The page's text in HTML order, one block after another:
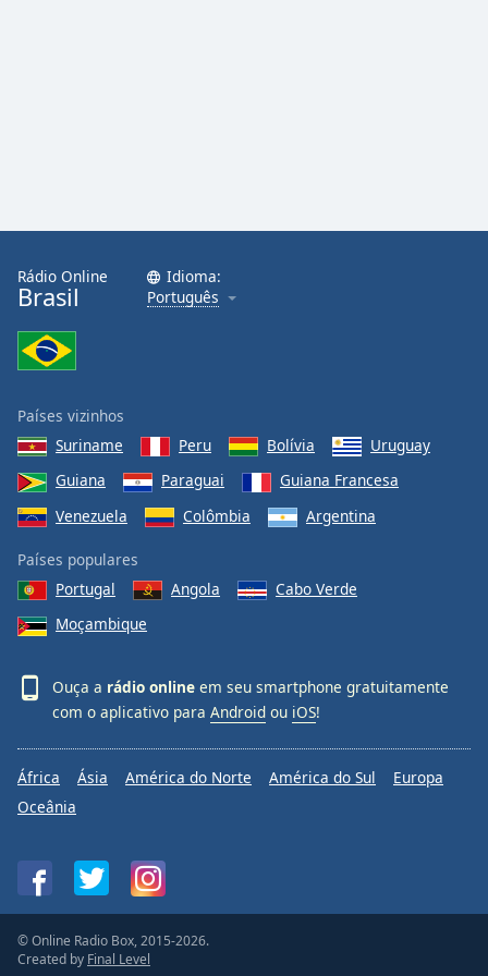
Rádio Online
Brasil
Idioma:
Português
Países vizinhos
Suriname
Peru Bolívia
Uruguay
Guiana
Paraguai
Guiana Francesa
Venezuela
Colômbia Argentina
Países populares
Portugal
Angola
Cabo Verde
Moçambique
Ouça a rádio online em seu smartphone gratuitamente
com o aplicativo para Android ou iOS!
África Ásia América do Norte América do Sul
Europa
Oceânia
© Online Radio Box, 2015-2026.
Created by Final Level